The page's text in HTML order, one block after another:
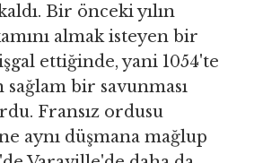
Bir önceki yılın
almak isteyen bir
ettiğinde, yani 1054'te
bir savunması
Fransız ordusu
aynı düşmana mağlup